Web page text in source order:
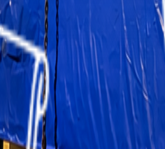
МЭЗ поставило